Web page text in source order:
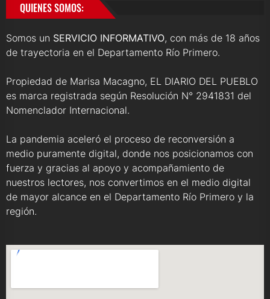
QUIENES SOMOS:
Somos un SERVICIO INFORMATIVO, con más de 18 años
de trayectoria en el Departamento Río Primero.
Propiedad de Marisa Macagno, EL DIARIO DEL PUEBLO
es marca registrada según Resolución N° 2941831 del
Nomenclador Internacional.
La pandemia aceleró el proceso de reconversión a
medio puramente digital, donde nos posicionamos con
fuerza y gracias al apoyo y acompañamiento de
nuestros lectores, nos convertimos en el medio digital
de mayor alcance en el Departamento Río Primero y la
región.